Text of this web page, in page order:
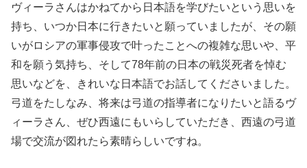
ヴィーラさんはかねてから日本語を学びたいという思いを
持ち、いつか日本に行きたいと願っていましたが、その願
いがロシアの軍事侵攻で叶ったことへの複雑な思いや、平
和を願う気持ち、そして78年前の日本の戦災死者を悼む
思いなどを、きれいな日本語でお話してくださいました。
弓道をたしなみ、将来は弓道の指導者になりたいと語るヴ
ィーラさん、ぜひ西遠にもいらしていただき、西遠の弓道
場で交流が図れたら素晴らしいですね。